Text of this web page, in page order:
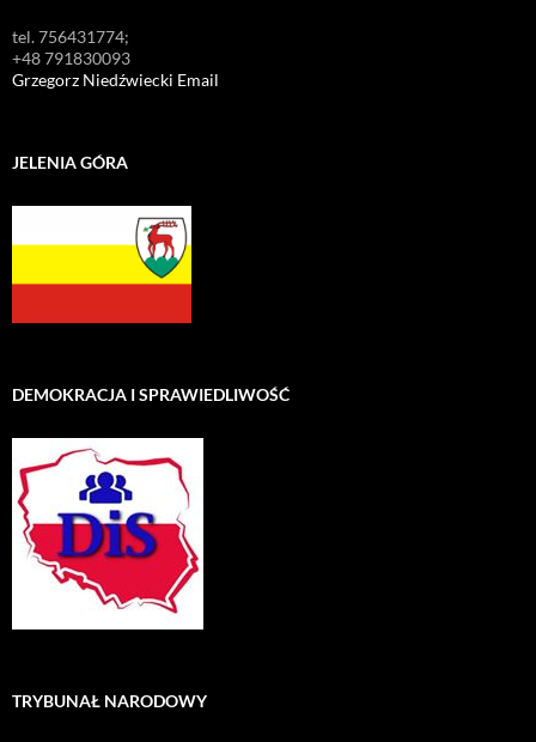
tel. 756431774;
+48 791830093
Grzegorz Niedźwiecki Email
JELENIA GÓRA
DEMOKRACJA I SPRAWIEDLIWOŚĆ
TRYBUNAŁ NARODOWY